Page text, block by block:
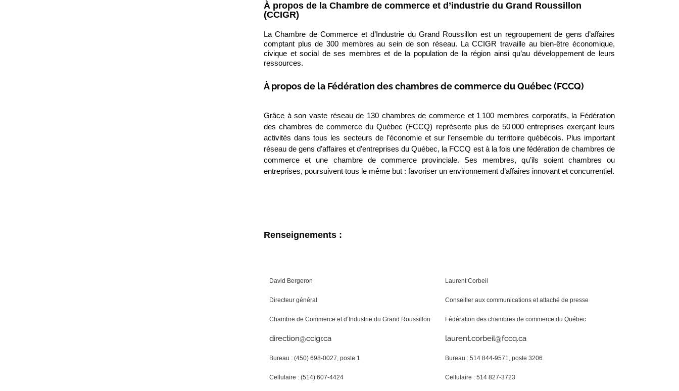
À propos de la Chambre de commerce et d’industrie du Grand Roussillon
(CCIGR)
La Chambre de Commerce et d’Industrie du Grand Roussillon est un regroupement de gens d’affaires
comptant plus de 300 membres au sein de son réseau. La CCIGR travaille au bien-être économique,
civique et social de ses membres et de la population de la région ainsi qu’au développement de leurs
ressources.
À propos de la Fédération des chambres de commerce du Québec (FCCQ)
Grâce à son vaste réseau de 130 chambres de commerce et 1 100 membres corporatifs, la Fédération
des chambres de commerce du Québec (FCCQ) représente plus de 50 000 entreprises exerçant leurs
activités dans tous les secteurs de l’économie et sur l’ensemble du territoire québécois. Plus important
réseau de gens d’affaires et d’entreprises du Québec, la FCCQ est à la fois une fédération de chambres de
commerce et une chambre de commerce provinciale. Ses membres, qu’ils soient chambres ou
entreprises, poursuivent tous le même but : favoriser un environnement d’affaires innovant et concurrentiel.
Renseignements :
David Bergeron
Directeur général
Chambre de Commerce et d’Industrie du Grand Roussillon
direction@ccigr.ca
Bureau : (450) 698-0027, poste 1
Cellulaire : (514) 607-4424
Laurent Corbeil
Conseiller aux communications et attaché de presse
Fédération des chambres de commerce du Québec
laurent.corbeil@fccq.ca
Bureau : 514 844-9571, poste 3206
Cellulaire : 514 827-3723